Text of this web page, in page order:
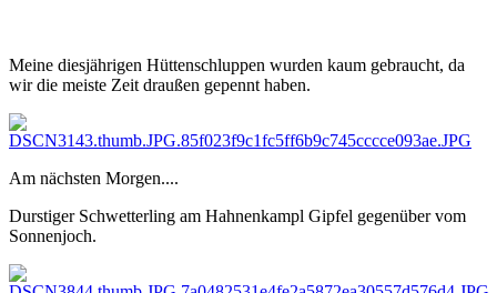
Meine diesjährigen Hüttenschluppen wurden kaum gebraucht, da
wir die meiste Zeit draußen gepennt haben.
Am nächsten Morgen....
Durstiger Schwetterling am Hahnenkampl Gipfel gegenüber vom
Sonnenjoch.